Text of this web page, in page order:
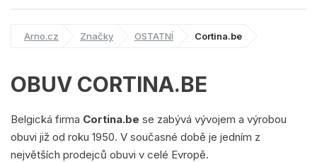
Arno.cz Značky OSTATNÍ Cortina.be
OBUV CORTINA.BE
Belgická firma Cortina.be se zabývá vývojem a výrobou
obuvi již od roku 1950. V současné době je jedním z
největších prodejců obuvi v celé Evropě.